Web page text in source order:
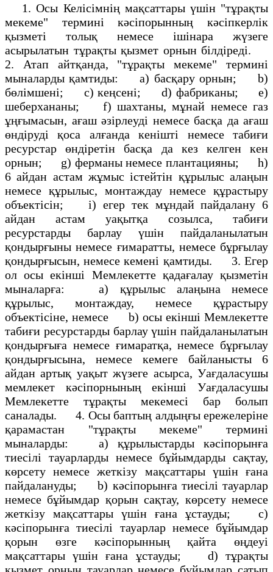
1. Осы Келісімнің мақсаттары үшін "тұрақты
мекеме" термині кәсіпорынның кәсіпкерлік
қызметі толық немесе ішінара жүзеге
асырылатын тұрақты қызмет орнын білдіреді.
2. Атап айтқанда, "тұрақты мекеме" термині
мыналарды қамтиды: а) басқару орнын; b)
бөлімшені; с) кеңсені; d) фабриканы; е)
шеберхананы; f) шахтаны, мұнай немесе газ
ұңғымасын, ағаш әзірлеуді немесе басқа да ағаш
өндіруді қоса алғанда кенішті немесе табиғи
ресурстар өндіретін басқа да кез келген кен
орнын; g) ферманы немесе плантацияны; h)
6 айдан астам жұмыс істейтін құрылыс алаңын
немесе құрылыс, монтаждау немесе құрастыру
объектісін; і) егер тек мұндай пайдалану 6
айдан астам уақытқа созылса, табиғи
ресурстарды барлау үшін пайдаланылатын
қондырғыны немесе ғимаратты, немесе бұрғылау
қондырғысын, немесе кемені қамтиды. 3. Егер
ол осы екінші Мемлекетте қадағалау қызметін
мыналарға: а) құрылыс алаңына немесе
құрылыс, монтаждау, немесе құрастыру
объектісіне, немесе b) осы екінші Мемлекетте
табиғи ресурстарды барлау үшін пайдаланылатын
қондырғыға немесе ғимаратқа, немесе бұрғылау
қондырғысына, немесе кемеге байланысты 6
айдан артық уақыт жүзеге асырса, Уағдаласушы
мемлекет кәсіпорнының екінші Уағдаласушы
Мемлекетте тұрақты мекемесі бар болып
саналады. 4. Осы баптың алдыңғы ережелеріне
қарамастан "тұрақты мекеме" термині
мыналарды: а) құрылыстарды кәсіпорынға
тиесілі тауарларды немесе бұйымдарды сақтау,
көрсету немесе жеткізу мақсаттары үшін ғана
пайдалануды; b) кәсіпорынға тиесілі тауарлар
немесе бұйымдар қорын сақтау, көрсету немесе
жеткізу мақсаттары үшін ғана ұстауды; с)
кәсіпорынға тиесілі тауарлар немесе бұйымдар
қорын өзге кәсіпорынның қайта өңдеуі
мақсаттары үшін ғана ұстауды; d) тұрақты